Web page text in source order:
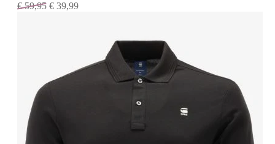
€59,95 € 39,99